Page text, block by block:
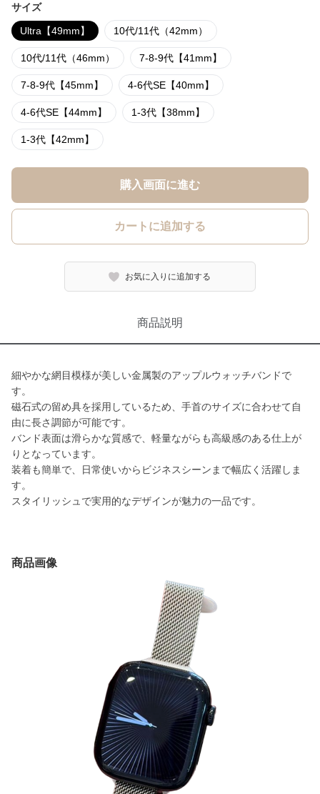
サイズ
Ultra【49mm】 10代/11代（42mm）
10代/11代（46mm） 7-8-9代【41mm】
7-8-9代【45mm】 4-6代SE【40mm】
4-6代SE【44mm】 1-3代【38mm】
1-3代【42mm】
購入画面に進む
カートに追加する
お気に入りに追加する
商品説明
細やかな網目模様が美しい金属製のアップルウォッチバンドで
す。
磁石式の留め具を採用しているため、手首のサイズに合わせて自
由に長さ調節が可能です。
バンド表面は滑らかな質感で、軽量ながらも高級感のある仕上が
りとなっています。
装着も簡単で、日常使いからビジネスシーンまで幅広く活躍しま
す。
スタイリッシュで実用的なデザインが魅力の一品です。
商品画像